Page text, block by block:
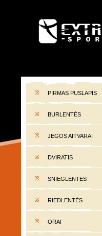
EXTREME-
PIRMAS PUSLAPIS
BURLENTĖS
JĖGOS AITVARAI
DVIRATIS
SNIEGLENTĖS
RIEDLENTĖS
ORAI